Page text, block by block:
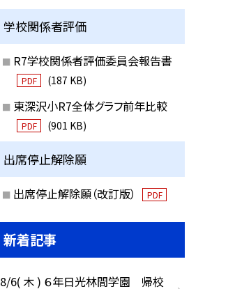
学校関係者評価
R7学校関係者評価委員会報告書
PDF (187 KB)
東深沢小R7全体グラフ前年比較
PDF (901 KB)
出席停止解除願
出席停止解除願（改訂版） PDF
新着記事
8/6( 木 ) ６年日光林間学園 帰校